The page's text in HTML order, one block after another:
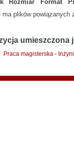
Rozmiar Format
ma plików powiązanych
Praca magisterska -